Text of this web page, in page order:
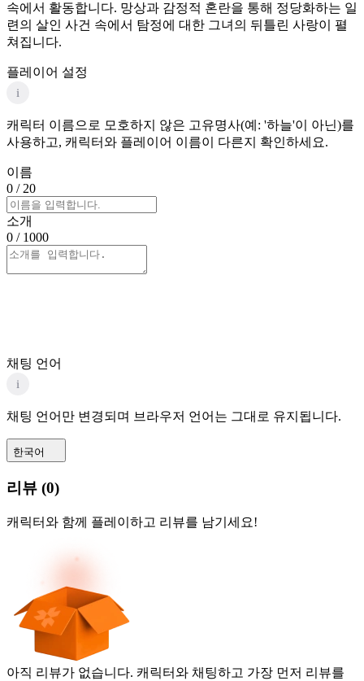
속에서 활동합니다. 망상과 감정적 혼란을 통해 정당화하는 일
련의 살인 사건 속에서 탐정에 대한 그녀의 뒤틀린 사랑이 펼
쳐집니다.
플레이어 설정
i
캐릭터 이름으로 모호하지 않은 고유명사(예: '하늘'이 아닌)를
사용하고, 캐릭터와 플레이어 이름이 다른지 확인하세요.
이름
0 / 20
소개
0 / 1000
채팅 언어
i
채팅 언어만 변경되며 브라우저 언어는 그대로 유지됩니다.
한국어
리뷰 (0)
캐릭터와 함께 플레이하고 리뷰를 남기세요!
아직 리뷰가 없습니다. 캐릭터와 채팅하고 가장 먼저 리뷰를